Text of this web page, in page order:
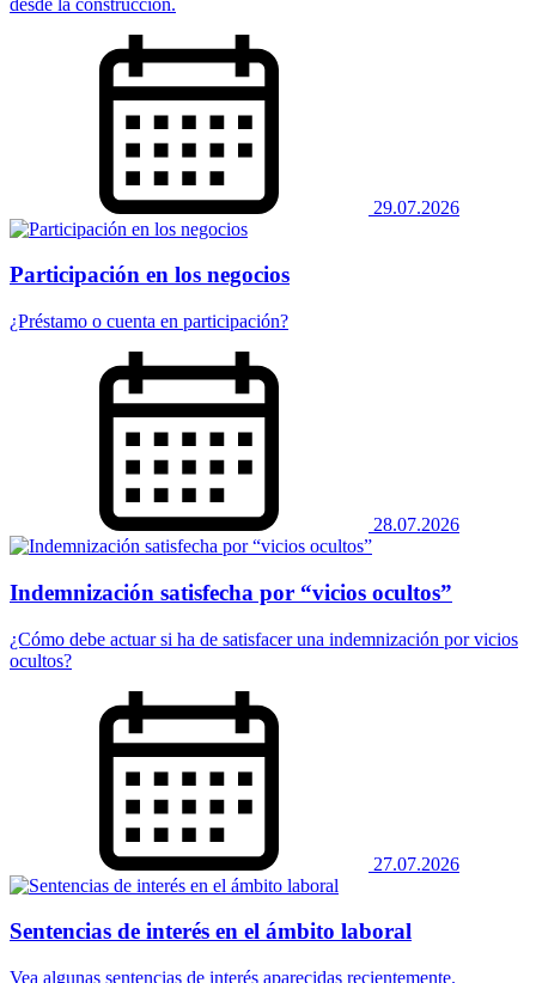
29.07.2026
Participación en los negocios
¿Préstamo o cuenta en participación?
28.07.2026
Indemnización satisfecha por “vicios ocultos”
¿Cómo debe actuar si ha de satisfacer una indemnización por vicios
ocultos?
27.07.2026
Sentencias de interés en el ámbito laboral
Vea algunas sentencias de interés aparecidas recientemente.